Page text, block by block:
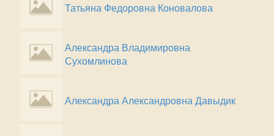
Татьяна Федоровна Коновалова
Александра Владимировна
Сухомлинова
Александра Александровна Давыдик